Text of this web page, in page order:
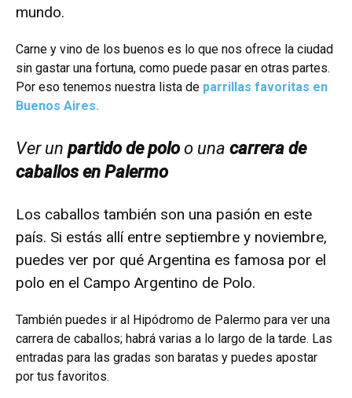
mundo.
Carne y vino de los buenos es lo que nos ofrece la ciudad
sin gastar una fortuna, como puede pasar en otras partes.
Por eso tenemos nuestra lista de parrillas favoritas en
Buenos Aires.
Ver un partido de poloo una carrera de
caballos en Palermo
Los caballos también son una pasión en este
país. Si estás allí entre septiembre y noviembre,
puedes ver por qué Argentina es famosa por el
polo en el Campo Argentino de Polo.
También puedes ir al Hipódromo de Palermo para ver una
carrera de caballos; habrá varias a lo largo de la tarde. Las
entradas para las gradas son baratas y puedes apostar
por tus favoritos.